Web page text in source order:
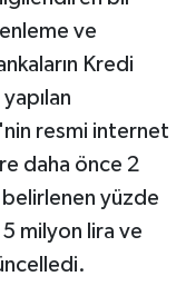
ve
Kredi
resmi internet
daha önce 2
yüzde
5 milyon lira ve